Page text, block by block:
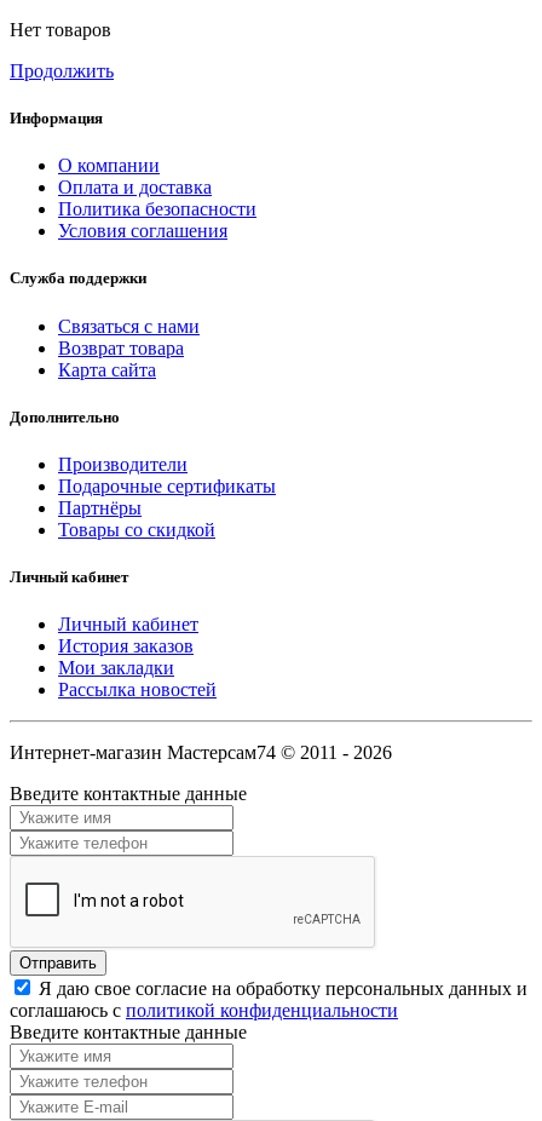
Нет товаров
Продолжить
Информация
О компании
Оплата и доставка
Политика безопасности
Условия соглашения
Служба поддержки
Связаться с нами
Возврат товара
Карта сайта
Дополнительно
Производители
Подарочные сертификаты
Партнёры
Товары со скидкой
Личный кабинет
Личный кабинет
История заказов
Мои закладки
Рассылка новостей
Интернет-магазин Мастерсам74 © 2011 - 2026
Введите контактные данные
Я даю свое согласие на обработку персональных данных и
соглашаюсь с политикой конфиденциальности
Введите контактные данные